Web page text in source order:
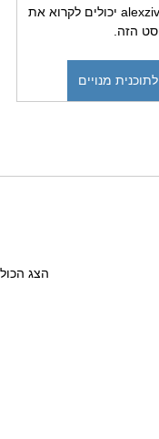
רק המנויים של alexziv.co.il יכולים לקרוא את
הזה.
מנויים
הצג הכול